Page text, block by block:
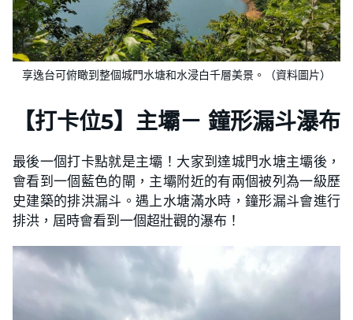
享逸台可俯瞰到整個城門水塘和水浸白千層美景。（資料圖片）
【打卡位5】主壩－ 鐘形漏斗瀑布
最後一個打卡點就是主壩！大家到達城門水塘主壩後，
會看到一個藍色的閘，主壩附近的有兩個被列為一級歷
史建築的排洪漏斗。遇上水塘滿水時，鐘形漏斗會進行
排洪，屆時會看到一個超壯觀的瀑布！